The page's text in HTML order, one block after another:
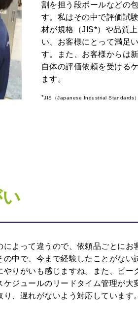
割を担う段ボールなどの
す。私はその中で評価試
材が規格（JIS*）や品質
い、お客様にとって満足
す。また、お客様からは
自体の評価依頼を受ける
ます。
*JIS （Japanese Industrial Standards
よって違うので、依頼品ごとにお
中で、今まで経験したことがない
りがいも感じますね。また、ピー
ジュールのリードタイム管理が大
、遅れがないよう対応しています。